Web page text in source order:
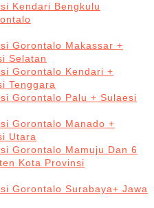
Kendari Bengkulu
Gorontalo Makassar +
Selatan
Gorontalo Kendari +
Tenggara
Gorontalo Palu + Sulaesi
Gorontalo Manado +
Utara
Gorontalo Mamuju Dan 6
Kota Provinsi
Gorontalo Surabaya+ Jawa